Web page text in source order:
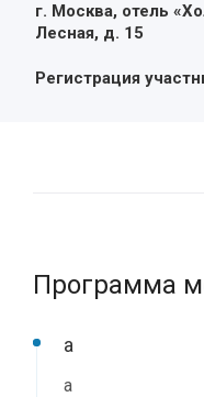
г. Москва, отель
Лесная, д. 15
Регистрация
Программа
a
a